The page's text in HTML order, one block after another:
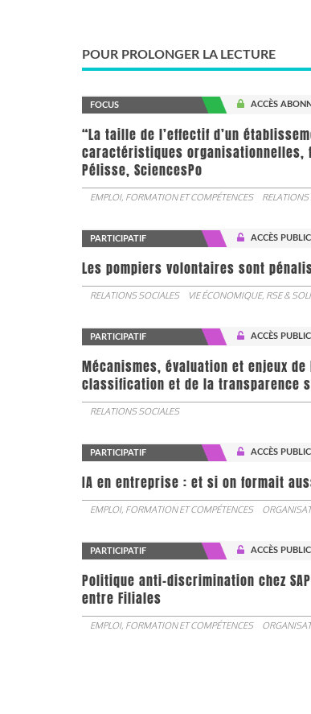
POUR PROLONGER LA LECTURE
FOCUS ACCÈS
“La taille de l’effectif d’un
caractéristiques organisationnelles,
Pélisse, SciencesPo
EMPLOI, FORMATION ET COMPÉTENCES
PARTICIPATIF ACCÈS PUBLIC
Les pompiers volontaires sont
RELATIONS SOCIALES VIE ÉCONOMIQUE, RSE &
PARTICIPATIF ACCÈS PUBLIC
Mécanismes, évaluation et enjeux
classification et de la transparence
RELATIONS SOCIALES
PARTICIPATIF ACCÈS PUBLIC
IA en entreprise : et si on formait
EMPLOI, FORMATION ET COMPÉTENCES
PARTICIPATIF ACCÈS PUBLIC
Politique anti-discrimination chez
entre Filiales
EMPLOI, FORMATION ET COMPÉTENCES